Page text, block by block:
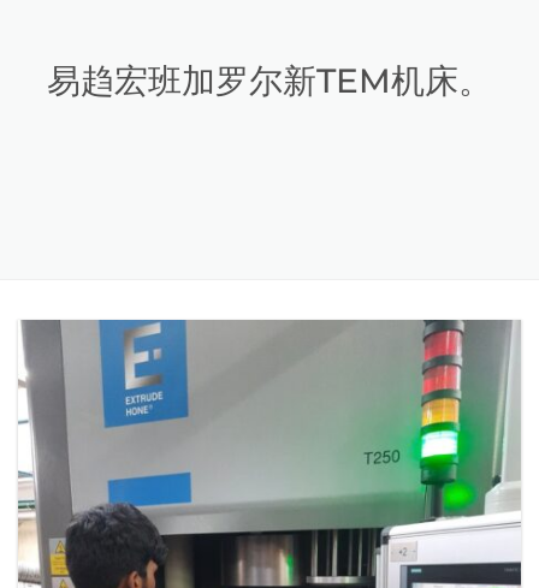
易趋宏班加罗尔新TEM机床。